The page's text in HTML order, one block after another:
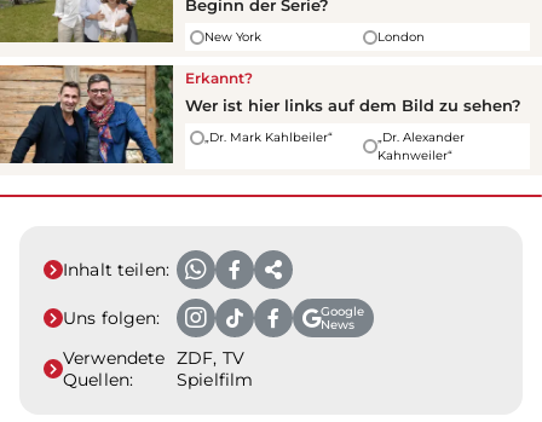
Beginn derSerie?
New York London
Erkannt?
Wer ist hier links auf dem Bild zu sehen?
„Dr. Mark Kahlbeiler“
„Dr. Alexander
Kahnweiler“
Inhalt teilen:
Uns folgen:
Google
News
Verwendete
Quellen:
ZDF, TV
Spielfilm